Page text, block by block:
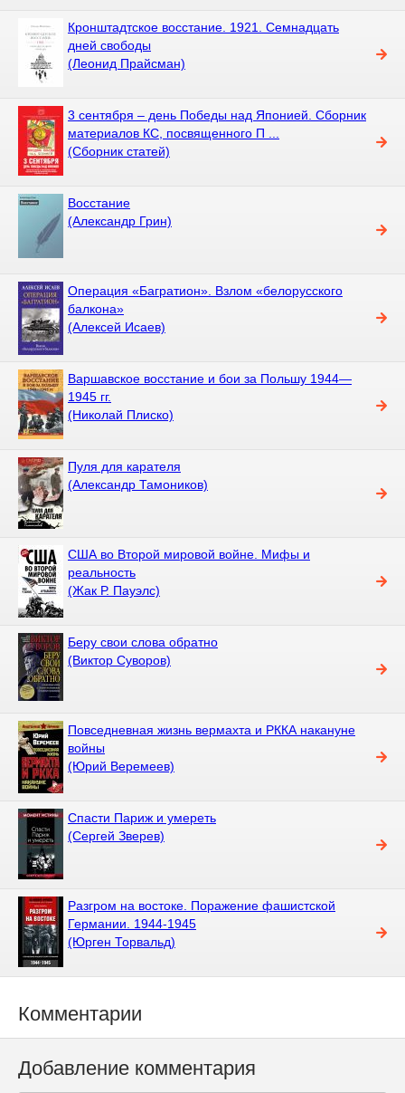
Кронштадтское восстание. 1921. Семнадцать
дней свободы
(Леонид Прайсман)
3 сентября – день Победы над Японией. Сборник
материалов КС, посвященного П ...
(Сборник статей)
Восстание
(Александр Грин)
Операция «Багратион». Взлом «белорусского
балкона»
(Алексей Исаев)
Варшавское восстание и бои за Польшу 1944—
1945 гг.
(Николай Плиско)
Пуля для карателя
(Александр Тамоников)
США во Второй мировой войне. Мифы и
реальность
(Жак Р. Пауэлс)
Беру свои слова обратно
(Виктор Суворов)
Повседневная жизнь вермахта и РККА накануне
войны
(Юрий Веремеев)
Спасти Париж и умереть
(Сергей Зверев)
Разгром на востоке. Поражение фашистской
Германии. 1944-1945
(Юрген Торвальд)
Комментарии
Добавление комментария